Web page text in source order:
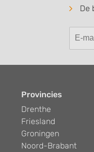
De
Provincies
Drenthe
Friesland
Groningen
Noord-Brabant